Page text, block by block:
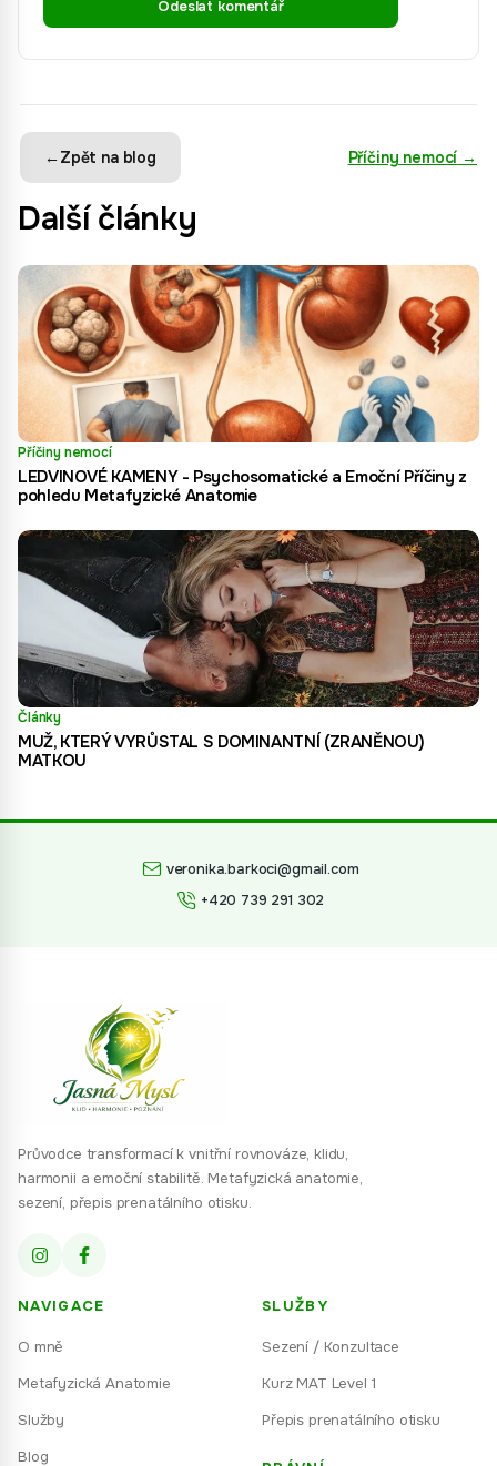
Odeslat komentář
←Zpět na blog Příčiny nemocí →
Další články
Příčiny nemocí
LEDVINOVÉ KAMENY - Psychosomatické a Emoční Příčiny z
pohledu Metafyzické Anatomie
Články
MUŽ, KTERÝ VYRŮSTAL S DOMINANTNÍ (ZRANĚNOU)
MATKOU
veronika.barkoci@gmail.com
+420 739 291 302
Průvodce transformací k vnitřní rovnováze, klidu,
harmonii a emoční stabilitě. Metafyzická anatomie,
sezení, přepis prenatálního otisku.
NAVIGACE
O mně
Metafyzická Anatomie
Služby
Blog
SLUŽBY
Sezení / Konzultace
Kurz MAT Level 1
Přepis prenatálního otisku